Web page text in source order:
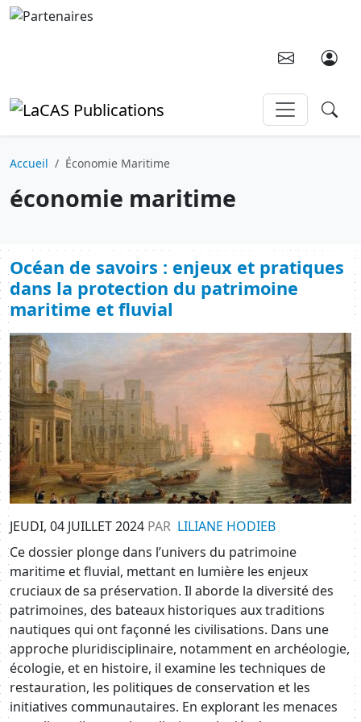
Aller au contenu principal
Accueil Économie Maritime
économie maritime
Océan de savoirs : enjeux et pratiques
dans la protection du patrimoine
maritime et fluvial
Image
JEUDI, 04 JUILLET 2024 PAR LILIANE HODIEB
Ce dossier plonge dans l’univers du patrimoine
maritime et fluvial, mettant en lumière les enjeux
cruciaux de sa préservation. Il aborde la diversité des
patrimoines, des bateaux historiques aux traditions
nautiques qui ont façonné les civilisations. Dans une
approche pluridisciplinaire, notamment en archéologie,
écologie, et en histoire, il examine les techniques de
restauration, les politiques de conservation et les
initiatives communautaires. En explorant les menaces